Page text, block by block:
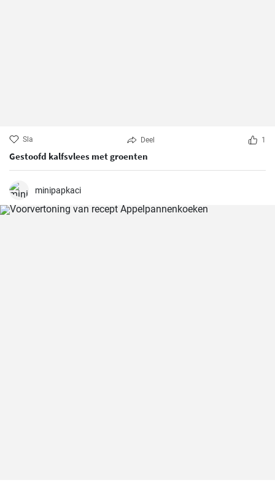
Sla Deel 1
Gestoofd kalfsvlees met groenten
minipapkaci